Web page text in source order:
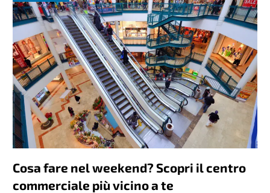
Cosa fare nel weekend? Scopri il centro
commerciale più vicino a te